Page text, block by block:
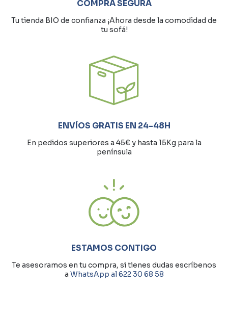
COMPRA SEGURA
Tu tienda BIO de confianza ¡Ahora desde la comodidad de
tu sofá!
ENVÍOS GRATIS EN 24-48H
En pedidos superiores a 45€ y hasta 15Kg para la
península
ESTAMOS CONTIGO
Te asesoramos en tu compra, si tienes dudas escríbenos
a WhatsApp al 622 30 68 58